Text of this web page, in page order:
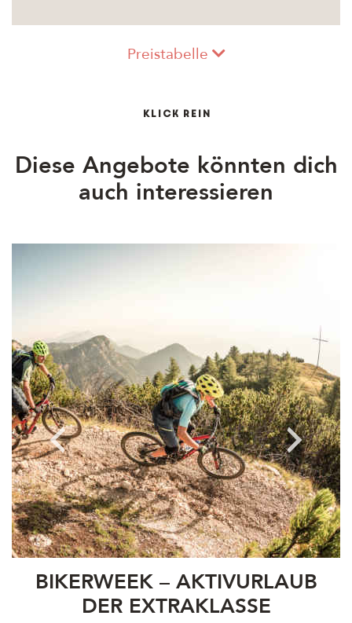
Preistabelle
Klick rein
Diese Angebote könnten dich
auch interessieren
BIKERWEEK – AKTIVURLAUB
DER EXTRAKLASSE